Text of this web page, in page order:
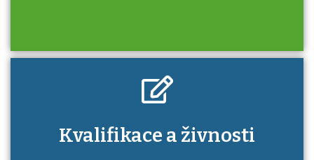
Kdo je to autorizovaná osoba a jaké výhody
má získání autorizace?
Kvalifikace a živnosti